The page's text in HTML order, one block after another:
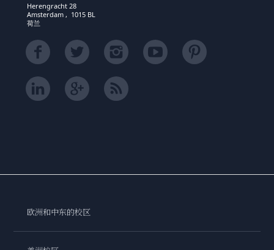
Herengracht 28
Amsterdam , 1015 BL
荷兰
欧洲和中东的校区